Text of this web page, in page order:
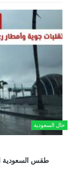
حال السعودية